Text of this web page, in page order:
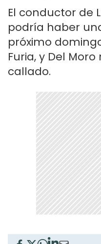
El conductor de
podría haber
próximo
Furia, y Del
callado.